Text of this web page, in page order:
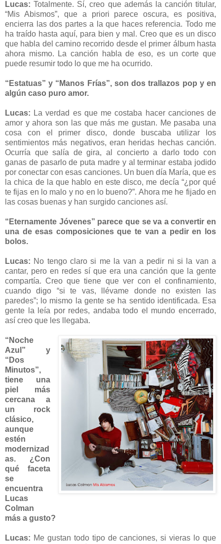
Lucas:Totalmente. Sí, creo que además la canción titular,
“Mis Abismos”, que a priori parece oscura, es positiva,
encierra las dos partes a la que haces referencia. Todo me
ha traído hasta aquí, para bien y mal. Creo que es un disco
que habla del camino recorrido desde el primer álbum hasta
ahora mismo. La canción habla de eso, es un corte que
puede resumir todo lo que me ha ocurrido.
“Estatuas” y “Manos Frías”, son dos trallazos pop y en
algún caso puro amor.
Lucas: La verdad es que me costaba hacer canciones de
amor y ahora son las que más me gustan. Me pasaba una
cosa con el primer disco, donde buscaba utilizar los
sentimientos más negativos, eran heridas hechas canción.
Ocurría que salía de gira, al concierto a darlo todo con
ganas de pasarlo de puta madre y al terminar estaba jodido
por conectar con esas canciones. Un buen día María, que es
la chica de la que hablo en este disco, me decía “¿por qué
te fijas en lo malo y no en lo bueno?”. Ahora me he fijado en
las cosas buenas y han surgido canciones así.
“Eternamente Jóvenes” parece que se va a convertir en
una de esas composiciones que te van a pedir en los
bolos.
Lucas: No tengo claro si me la van a pedir ni si la van a
cantar, pero en redes sí que era una canción que la gente
compartía. Creo que tiene que ver con el confinamiento,
cuando digo “si te vas, llévame donde no existen las
paredes”; lo mismo la gente se ha sentido identificada. Esa
gente la leía por redes, andaba todo el mundo encerrado,
así creo que les llegaba.
“Noche
Azul” y
“Dos
Minutos”,
tiene una
piel más
cercana a
un rock
clásico,
aunque
estén
modernizad
as. ¿Con
qué faceta
se
encuentra
Lucas
Colman
más a gusto?
Lucas: Me gustan todo tipo de canciones, si vieras lo que